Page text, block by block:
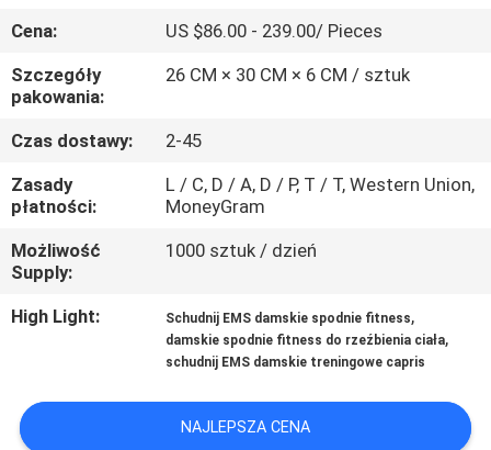
KONTROLA
JAKOŚCI
SKONTAKTUJ
SIĘ
Z
NAMI
AKTUALNOŚCI
SPRAWY
Cena:
US $86.00 - 239.00/ Pieces
Szczegóły
pakowania:
26 CM × 30 CM × 6 CM / sztuk
Czas dostawy:
2-45
Zasady
płatności:
L / C, D / A, D / P, T / T, Western Union,
MoneyGram
Możliwość
Supply:
1000 sztuk / dzień
High Light: Schudnij EMS damskie spodnie fitness,
damskie spodnie fitness do rzeźbienia ciała,
schudnij EMS damskie treningowe capris
NAJLEPSZA CENA